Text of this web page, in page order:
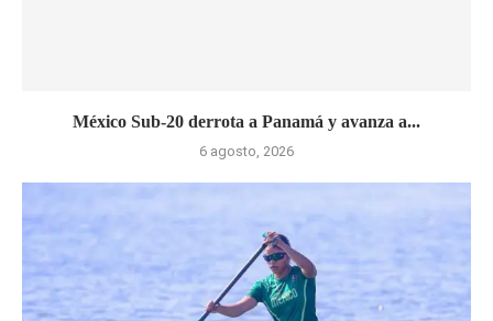
México Sub-20 derrota a Panamá y avanza a...
6 agosto, 2026